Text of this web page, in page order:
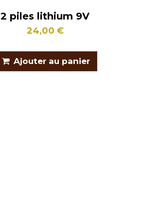
2 piles lithium 9V
24,00 €
Ajouter au panier